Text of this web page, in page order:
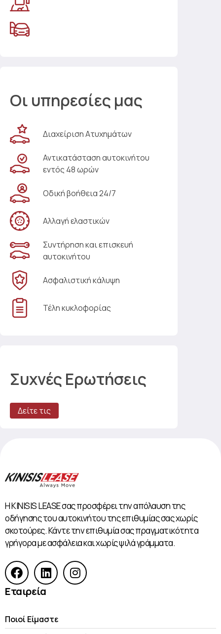
Οι υπηρεσίες μας
Διαχείριση Ατυχημάτων
Αντικατάσταση αυτοκινήτου
εντός 48 ωρών
Οδική βοήθεια 24/7
Αλλαγή ελαστικών
Συντήρηση και επισκευή
αυτοκινήτου
Ασφαλιστική κάλυψη
Τέλη κυκλοφορίας
Συχνές Ερωτήσεις
Δείτε τις
Η KINISIS LEASE σας προσφέρει την απόλαυση της
οδήγησης του αυτοκινήτου της επιθυμίας σας χωρίς
σκοτούρες. Κάντε την επιθυμία σας πραγματικότητα
γρήγορα με ασφάλεια και χωρίς ψιλά γράμματα.
Εταιρεία
Ποιοί Είμαστε